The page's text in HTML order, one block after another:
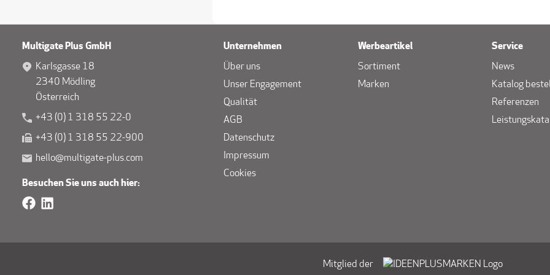
Multigate Plus GmbH
Karlsgasse 18
2340 Mödling
Österreich
+43 (0) 1 318 55 22-0
+43 (0) 1 318 55 22-900
hello@multigate-plus.com
Besuchen Sie uns auch hier:
Unternehmen
Über uns
Unser Engagement
Qualität
AGB
Datenschutz
Impressum
Cookies
Werbeartikel
Sortiment
Marken
Service
News
Katalog
Referenzen
Mitglied der